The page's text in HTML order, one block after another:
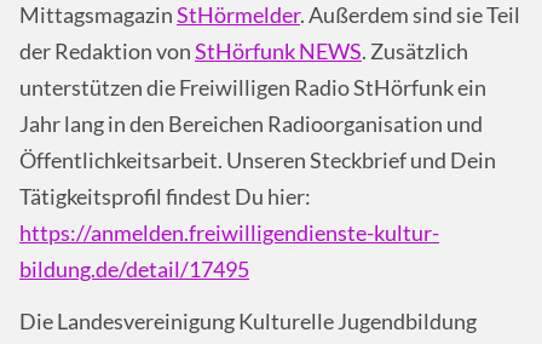
MittagsmagazinStHörmelder. Außerdem sind sie Teil
der Redaktion vonStHörfunk NEWS. Zusätzlich
unterstützen die Freiwilligen Radio StHörfunk ein
Jahr lang in den Bereichen Radioorganisation und
Öffentlichkeitsarbeit. Unseren Steckbrief und Dein
Tätigkeitsprofil findest Du hier:
https://anmelden.freiwilligendienste-kultur-
bildung.de/detail/17495
Die Landesvereinigung Kulturelle Jugendbildung